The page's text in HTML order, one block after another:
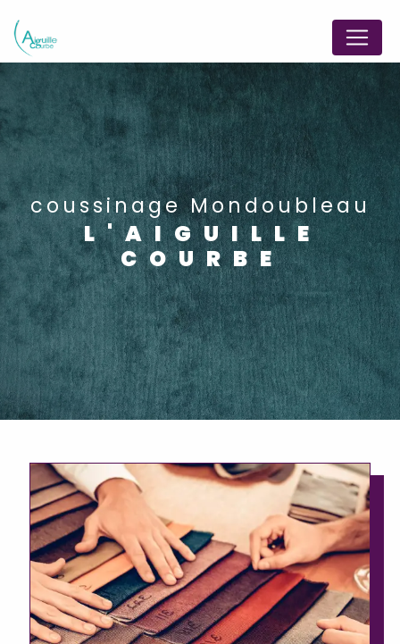
coussinage Mondoubleau
L'AIGUILLE
COURBE